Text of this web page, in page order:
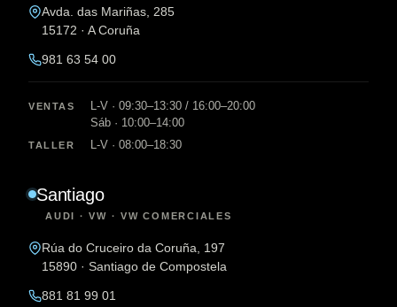
Avda. das Mariñas, 285
15172 · A Coruña
981 63 54 00
VENTAS
L-V · 09:30–13:30 / 16:00–20:00
Sáb · 10:00–14:00
TALLER L-V · 08:00–18:30
Santiago
AUDI · VW · VW COMERCIALES
Rúa do Cruceiro da Coruña, 197
15890 · Santiago de Compostela
881 81 99 01